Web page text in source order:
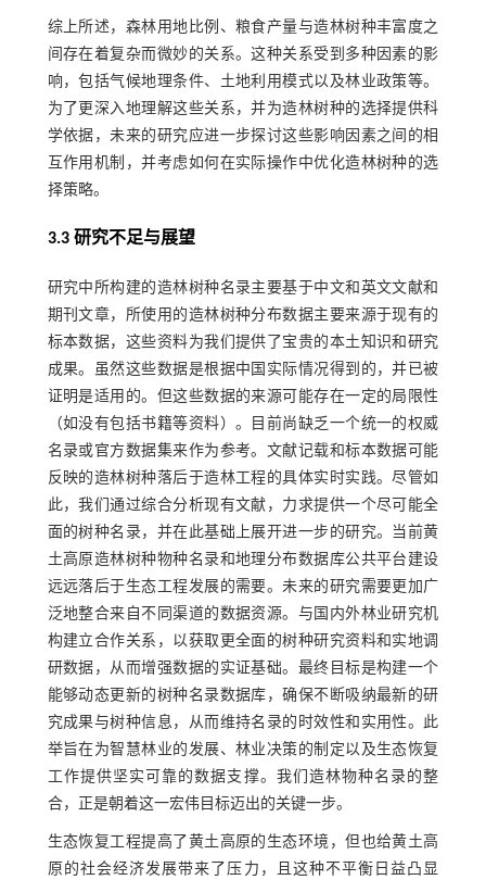
综上所述，森林用地比例、粮食产量与造林树种丰富度之
间存在着复杂而微妙的关系。这种关系受到多种因素的影
响，包括气候地理条件、土地利用模式以及林业政策等。
为了更深入地理解这些关系，并为造林树种的选择提供科
学依据，未来的研究应进一步探讨这些影响因素之间的相
互作用机制，并考虑如何在实际操作中优化造林树种的选
择策略。
3.3 研究不足与展望
研究中所构建的造林树种名录主要基于中文和英文文献和
期刊文章，所使用的造林树种分布数据主要来源于现有的
标本数据，这些资料为我们提供了宝贵的本土知识和研究
成果。虽然这些数据是根据中国实际情况得到的，并已被
证明是适用的。但这些数据的来源可能存在一定的局限性
（如没有包括书籍等资料）。目前尚缺乏一个统一的权威
名录或官方数据集来作为参考。文献记载和标本数据可能
反映的造林树种落后于造林工程的具体实时实践。尽管如
此，我们通过综合分析现有文献，力求提供一个尽可能全
面的树种名录，并在此基础上展开进一步的研究。当前黄
土高原造林树种物种名录和地理分布数据库公共平台建设
远远落后于生态工程发展的需要。未来的研究需要更加广
泛地整合来自不同渠道的数据资源。与国内外林业研究机
构建立合作关系，以获取更全面的树种研究资料和实地调
研数据，从而增强数据的实证基础。最终目标是构建一个
能够动态更新的树种名录数据库，确保不断吸纳最新的研
究成果与树种信息，从而维持名录的时效性和实用性。此
举旨在为智慧林业的发展、林业决策的制定以及生态恢复
工作提供坚实可靠的数据支撑。我们造林物种名录的整
合，正是朝着这一宏伟目标迈出的关键一步。
生态恢复工程提高了黄土高原的生态环境，但也给黄土高
原的社会经济发展带来了压力，且这种不平衡日益凸显